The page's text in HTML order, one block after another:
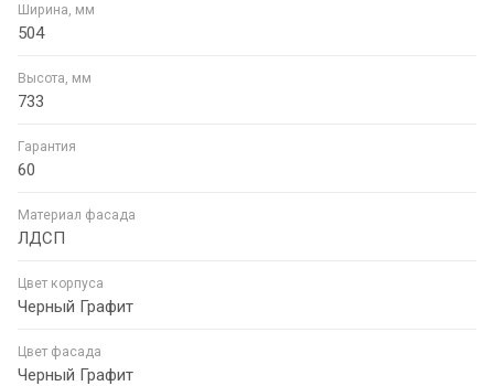
Ширина, мм
504
Высота, мм
733
Гарантия
60
Материал фасада
ЛДСП
Цвет корпуса
Черный Графит
Цвет фасада
Черный Графит